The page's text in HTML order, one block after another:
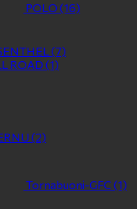
POLO (16)
(7)
ROAD (1)
(2)
Tornabuoni-GFC (1)